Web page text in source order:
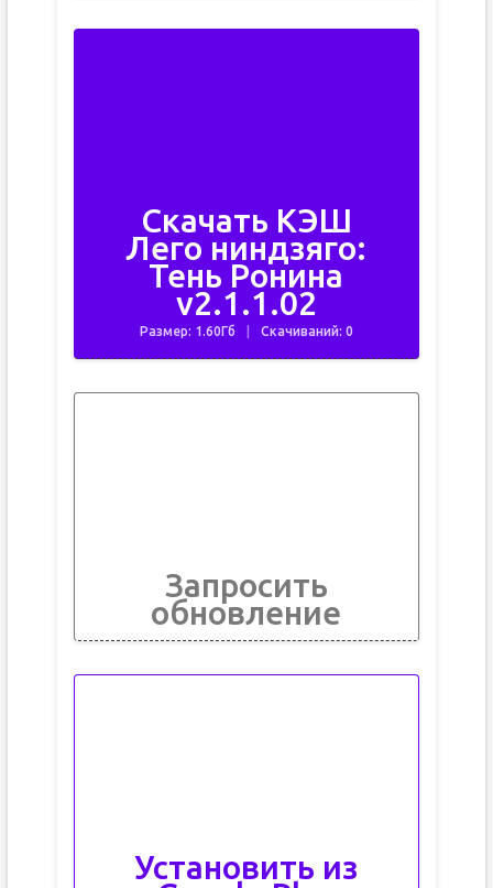
Скачать КЭШ
Лего ниндзяго:
Тень Ронина
v2.1.1.02
Размер: 1.60Гб Скачиваний: 0
Запросить
обновление
Установить из